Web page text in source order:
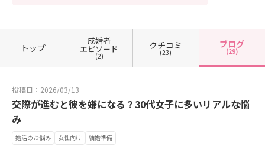
トップ
成婚者
エピソード
(2)
クチコミ
(23)
ブログ
(29)
投稿日：2026/03/13
交際が進むと彼を嫌になる？30代女子に多いリアルな悩
み
婚活のお悩み 女性向け 結婚準備